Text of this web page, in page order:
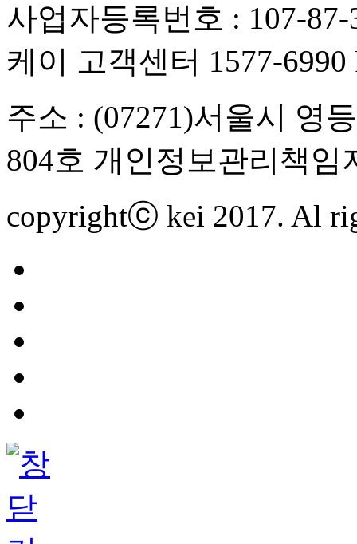
사업자등록번호 : 107-
케이 고객센터 1577-6990
주소 : (07271)서울시 영
804호 개인정보관리책임
copyrightⓒ kei 2017. Al